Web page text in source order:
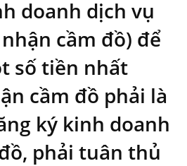
doanh dịch vụ
cầm đồ) để
số tiền nhất
cầm đồ phải là
ký kinh doanh
phải tuân thủ